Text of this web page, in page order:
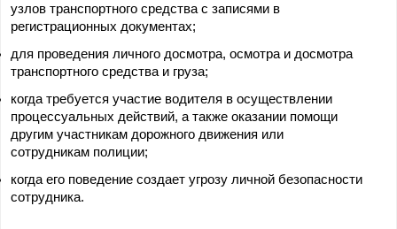
узлов транспортного средства с записями в
регистрационных документах;
для проведения личного досмотра, осмотра и досмотра
транспортного средства и груза;
когда требуется участие водителя в осуществлении
процессуальных действий, а также оказании помощи
другим участникам дорожного движения или
сотрудникам полиции;
когда его поведение создает угрозу личной безопасности
сотрудника.